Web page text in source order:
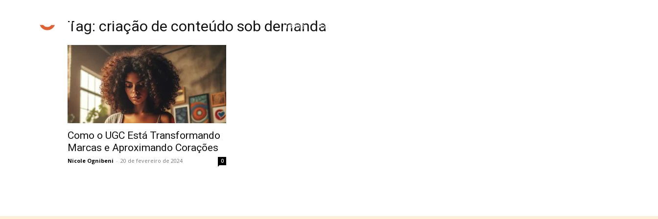
Home Tatuagem
Tag: criação de conteúdo sob demanda
Como o UGC Está Transformando
Marcas e Aproximando Corações
Nicole Ognibeni - 20 de fevereiro de 2024 0